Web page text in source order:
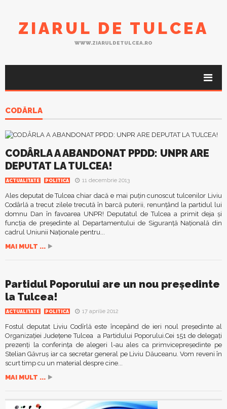
ZIARUL DE TULCEA
WWW.ZIARULDETULCEA.RO
CODĂRLA
CODÂRLA A ABANDONAT PPDD: UNPR ARE
DEPUTAT LA TULCEA!
ACTUALITATE POLITICA 11 decembrie 2013
Ales deputat de Tulcea chiar dacă e mai puţin cunoscut tulcenilor Liviu
Codârlă a trecut zilele trecută în barcă puterii, renunţând la partidul lui
domnu Dan în favoarea UNPR! Deputatul de Tulcea a primit deja şi
funcţia de preşedinte al Departamentului de Siguranţă Naţională din
cadrul Uniunii Naţionale pentru...
MAI MULT ...
Partidul Poporului are un nou președinte
la Tulcea!
ACTUALITATE POLITICA 17 aprilie 2012
Fostul deputat Liviu Codîrlă este începând de ieri noul președinte al
Organizației Județene Tulcea a Partidului Poporului.Cei 151 de delegați
prezenți la conferința de alegeri l-au ales ca primvicepreședinte pe
Stelian Găvruș iar ca secretar general pe Liviu Dăuceanu. Vom reveni în
scurt timp cu un material despre cine...
MAI MULT ...